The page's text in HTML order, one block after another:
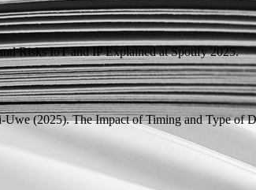
RisksIoT and IP Explained at Spotify 2025.
Uwe(2025).The Impact of Timing and Type of